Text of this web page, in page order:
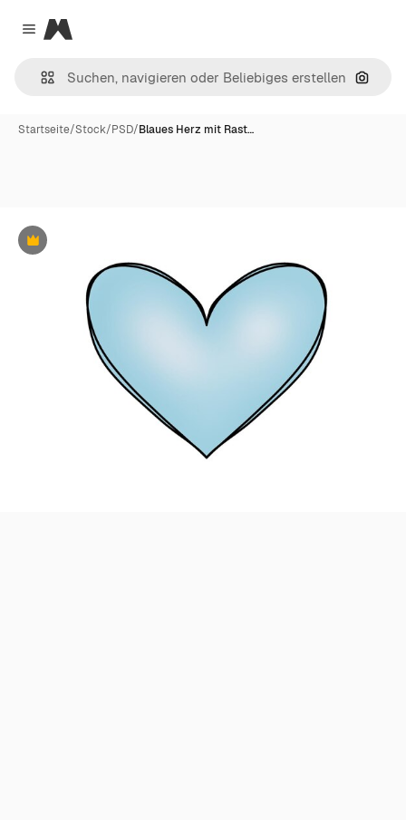
Close menu
Magnific
Nach
Startseite/Stock/PSD/Blaues Herz mit Rast…
Premium